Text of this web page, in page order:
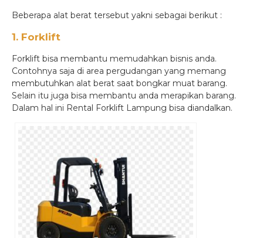
Beberapa alat berat tersebut yakni sebagai berikut :
1. Forklift
Forklift bisa membantu memudahkan bisnis anda.
Contohnya saja di area pergudangan yang memang
membutuhkan alat berat saat bongkar muat barang.
Selain itu juga bisa membantu anda merapikan barang.
Dalam hal ini Rental Forklift Lampung bisa diandalkan.